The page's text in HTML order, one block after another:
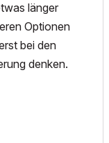
länger
Optionen
bei den
denken.